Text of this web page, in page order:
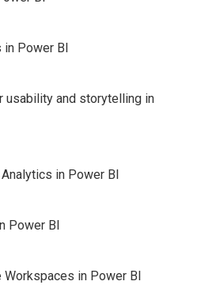
Power BI
usability and storytelling in
in Power BI
Power BI
Workspaces in Power BI